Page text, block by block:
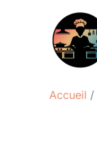
Accueil